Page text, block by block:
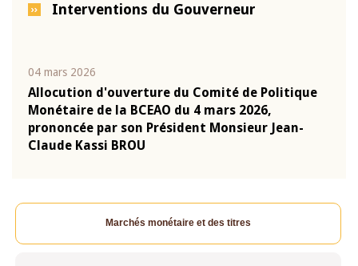
Interventions du Gouverneur
04 mars 2026
Allocution d'ouverture du Comité de Politique
Monétaire de la BCEAO du 4 mars 2026,
prononcée par son Président Monsieur Jean-
Claude Kassi BROU
Marchés monétaire et des titres